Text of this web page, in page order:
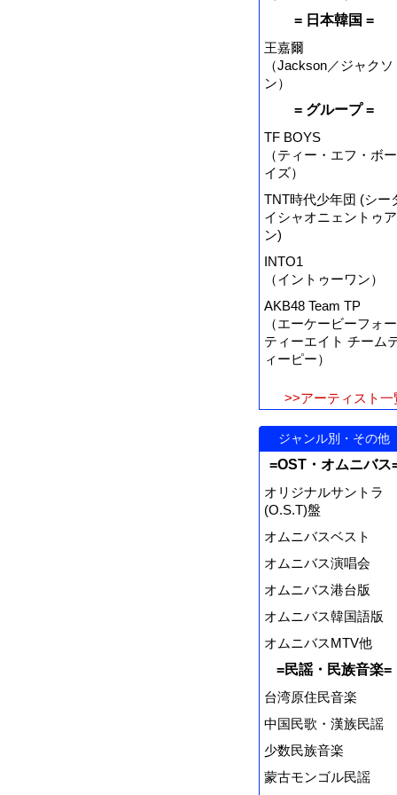
= 日本韓国 =
王嘉爾
（Jackson／ジャクソ
ン）
= グループ =
TF BOYS
（ティー・エフ・ボー
イズ）
TNT時代少年団 (シー
イシャオニェントゥア
ン)
INTO1
（イントゥーワン）
AKB48 Team TP
（エーケービーフォー
ティーエイト チーム
ィーピー）
>>アーティスト一
ジャンル別・その他
=OST・オムニバス
オリジナルサントラ
(O.S.T)盤
オムニバスベスト
オムニバス演唱会
オムニバス港台版
オムニバス韓国語版
オムニバスMTV他
=民謡・民族音楽=
台湾原住民音楽
中国民歌・漢族民謡
少数民族音楽
蒙古モンゴル民謡